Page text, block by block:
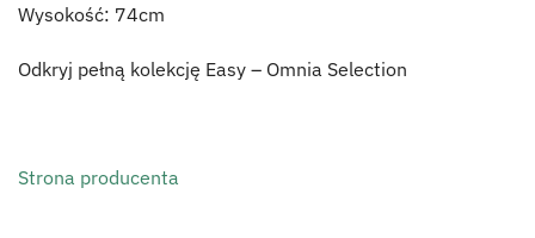
Wysokość: 74cm
Odkryj pełną kolekcję Easy – Omnia Selection
Strona producenta